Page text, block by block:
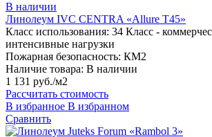
В наличии
Линолеум IVC CENTRA «Allure T45»
Класс использования: 34 Класс -
интенсивные нагрузки
Пожарная безопасность: КМ2
Наличие товара: В наличии
1 131 руб./м2
Рассчитать стоимость
В избранное В избранном
Сравнить